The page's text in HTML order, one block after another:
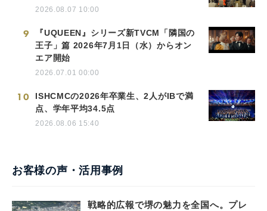
2026.08.07 10:00
9
『UQUEEN』シリーズ新TVCM「隣国の
王子」篇 2026年7月1日（水）からオン
エア開始
2026.07.01 00:00
10
ISHCMCの2026年卒業生、2人がIBで満
点、学年平均34.5点
2026.08.06 15:40
お客様の声・活用事例
戦略的広報で堺の魅力を全国へ。プレ